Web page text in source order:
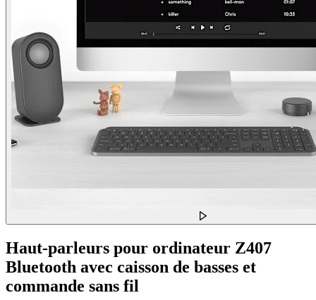
Haut-parleurs pour ordinateur Z407
Bluetooth avec caisson de basses et
commande sans fil